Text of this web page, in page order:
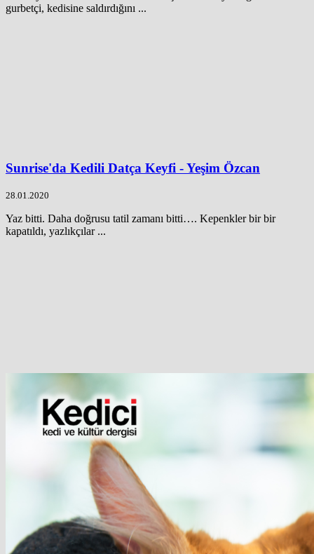
gurbetçi, kedisine saldırdığını ...
Sunrise'da Kedili Datça Keyfi - Yeşim Özcan
28.01.2020
Yaz bitti. Daha doğrusu tatil zamanı bitti…. Kepenkler bir bir
kapatıldı, yazlıkçılar ...